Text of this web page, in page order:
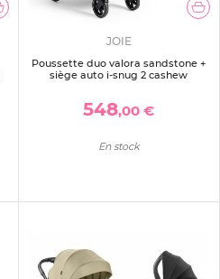
JOIE
Poussette duo valora sandstone +
siège auto i-snug 2 cashew
548,00 €
En stock